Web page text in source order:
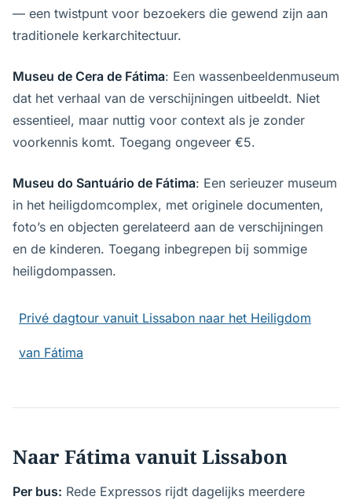
— een twistpunt voor bezoekers die gewend zijn aan
traditionele kerkarchitectuur.
Museu de Cera de Fátima: Een wassenbeeldenmuseum
dat het verhaal van de verschijningen uitbeeldt. Niet
essentieel, maar nuttig voor context als je zonder
voorkennis komt. Toegang ongeveer €5.
Museu do Santuário de Fátima: Een serieuzer museum
in het heiligdomcomplex, met originele documenten,
foto’s en objecten gerelateerd aan de verschijningen
en de kinderen. Toegang inbegrepen bij sommige
heiligdompassen.
Privé dagtour vanuit Lissabon naar het Heiligdom
van Fátima
Naar Fátima vanuit Lissabon
Per bus: Rede Expressos rijdt dagelijks meerdere